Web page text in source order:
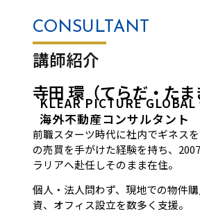
CONSULTANT
講師紹介
寺田 環（てらだ・たま
KLEAR PICTURE GLOBAL
海外不動産コンサルタント
前職スターツ時代に社内でギネス
の売買を手がけた経験を持ち、
ラリアへ赴任しそのまま在住。
個人・法人問わず、現地での物件
資、オフィス設立を数多く支援。